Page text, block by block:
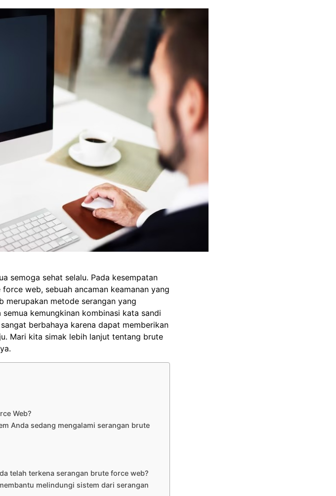
semoga sehat selalu. Pada kesempatan
web, sebuah ancaman keamanan yang
merupakan metode serangan yang
kemungkinan kombinasi kata sandi
berbahaya karena dapat memberikan
Mari kita simak lebih lanjut tentang brute
Web?
Anda sedang mengalami serangan brute
telah terkena serangan brute force web?
melindungi sistem dari serangan